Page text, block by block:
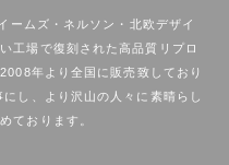
ームズ・ネルソン・北欧デザイ
工場で復刻された高品質リプロ
年より全国に販売致しており
し、より沢山の人々に素晴らし
ております。